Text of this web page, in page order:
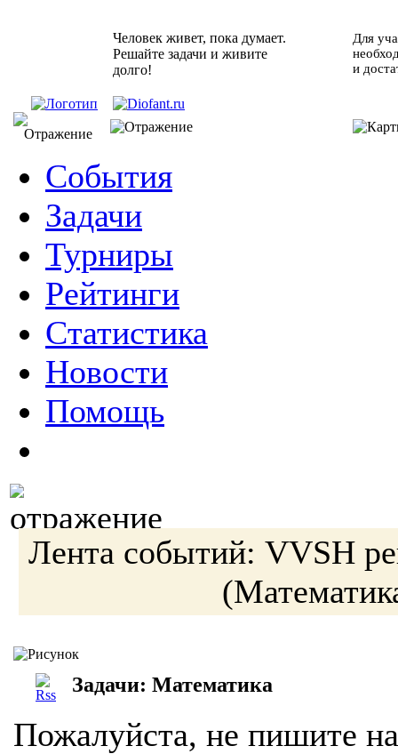
Человек живет, пока думает.
Решайте задачи и живите
долго!
Для
и
События
Задачи
Турниры
Рейтинги
Статистика
Новости
Помощь
Лента событий: VVSH
Задачи: Математика
Пожалуйста, не пишите